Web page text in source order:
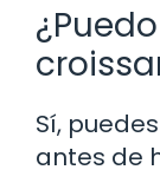
Sí,
antes de